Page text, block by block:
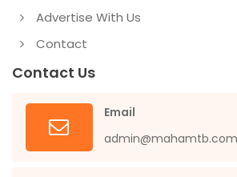
Advertise With Us
Contact
Contact Us
Email
admin@mahamtb.com